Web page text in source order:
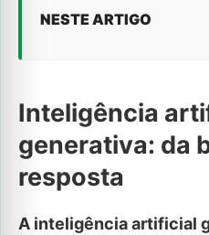
NESTE ARTIGO
Inteligência
generativa: da
resposta
A inteligência artificial